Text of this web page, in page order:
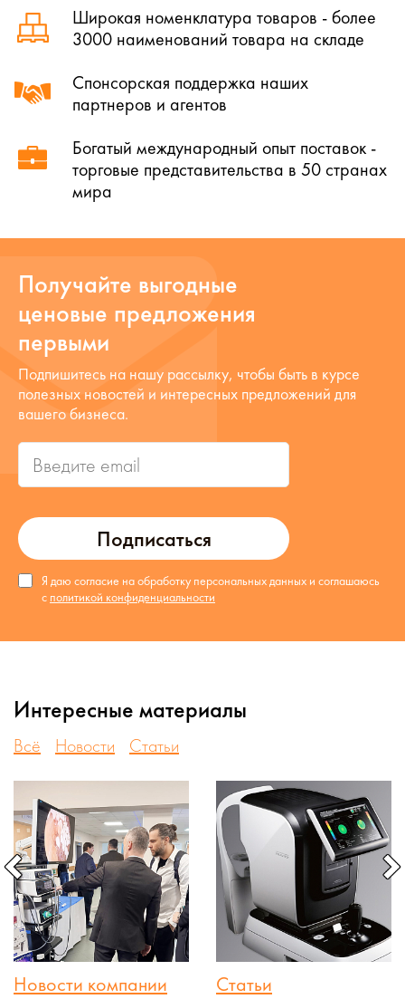
Широкая номенклатура товаров - более
3000 наименований товара на складе
Спонсорская поддержка наших
партнеров и агентов
Богатый международный опыт поставок -
торговые представительства в 50 странах
мира
Получайте выгодные
ценовые предложения
первыми
Подписаться
Я даю согласие на обработку персональных данных и соглашаюсь
с политикой конфиденциальности
Подпишитесь на нашу рассылку, чтобы быть в курсе
полезных новостей и интересных предложений для
вашего бизнеса.
Интересные материалы
Всё Новости Статьи
Новости компании Статьи